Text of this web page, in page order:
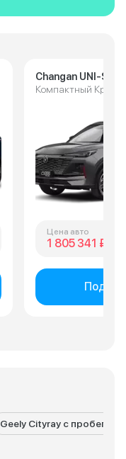
Geely Cityray с пробегом
Changan UNI-S
Компактный
Цена авто
1 805 341 ₽